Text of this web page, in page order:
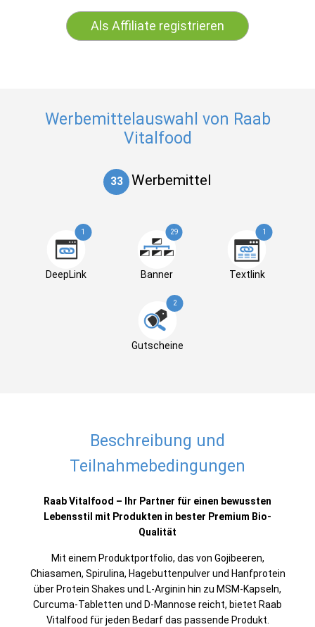
Als Affiliate registrieren
Werbemittelauswahl von Raab
Vitalfood
33 Werbemittel
1
DeepLink
29
Banner
1
Textlink
2
Gutscheine
Beschreibung und
Teilnahmebedingungen
Raab Vitalfood – Ihr Partner für einen bewussten
Lebensstil mit Produkten in bester Premium Bio-
Qualität
Mit einem Produktportfolio, das von Gojibeeren,
Chiasamen, Spirulina, Hagebuttenpulver und Hanfprotein
über Protein Shakes und L-Arginin hin zu MSM-Kapseln,
Curcuma-Tabletten und D-Mannose reicht, bietet Raab
Vitalfood für jeden Bedarf das passende Produkt.